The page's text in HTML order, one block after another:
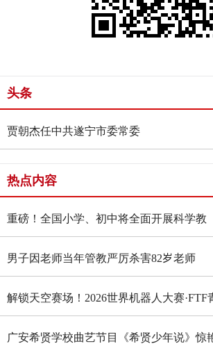
头条
贾朝杰任中共遂宁市委常委
热点内容
重磅！全国小学、初中将全面开展科学教
育“做中学”领航行动
男子因老师当年管教严厉杀害82岁老师
解锁天空赛场！2026世界机器人大赛·FTF
少年无人机大赛四川选拔赛燃情启幕
广安希贤学校曲艺节目《希贤少年说》惊